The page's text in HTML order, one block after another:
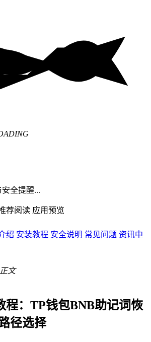
全提醒...
荐阅读 应用预览
绍 安装教程 安全说明 常见问题 资讯中
正文
程：TP钱包BNB助记词恢
径选择